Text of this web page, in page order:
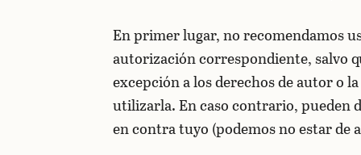
En primer lugar, no recomendamos
autorización correspondiente, salvo
excepción a los derechos de autor o
utilizarla. En caso contrario, pueden
en contra tuyo (podemos no estar de